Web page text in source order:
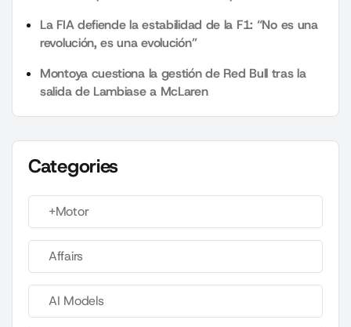
La FIA defiende la estabilidad de la F1: “No es una
revolución, es una evolución”
Montoya cuestiona la gestión de Red Bull tras la
salida de Lambiase a McLaren
Categories
+Motor
Affairs
AI Models